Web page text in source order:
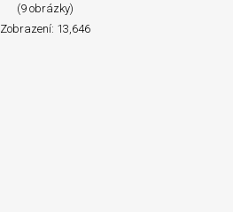
(9 obrázky)
Zobrazení: 13,646